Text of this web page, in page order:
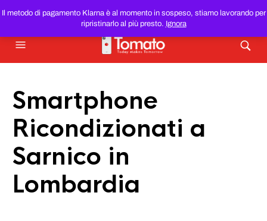
Il metodo di pagamento Klarna è al momento in sospeso, stiamo lavorando per
ripristinarlo al più presto. Ignora
SMARTPHONE E TABLET RICONDIZIONATIAL MIGLIOR
PREZZO DEL WEB!
Smartphone
Ricondizionati a
Sarnico in
Lombardia